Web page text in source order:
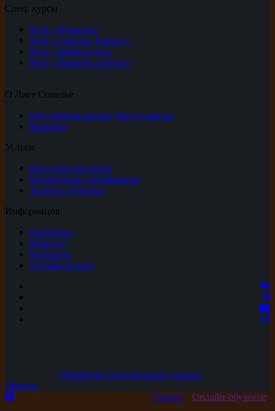
Спец. курсы
Курс «Фумелье»
Курс «Сомелье Кавист»
Курс «Амбассадор»
Курс «Пивной сомелье»
О Лиге Сомелье
Об учебном центре Лиги Сомелье
Команда
Услуги
Выездное обучение
Подарочные сертификаты
Заочное обучение
Информация
Партнеры
Новости
Контакты
Онлайн-оплата
Обработка персональных данных
Оферта
Онлайн-обучение
Оплата